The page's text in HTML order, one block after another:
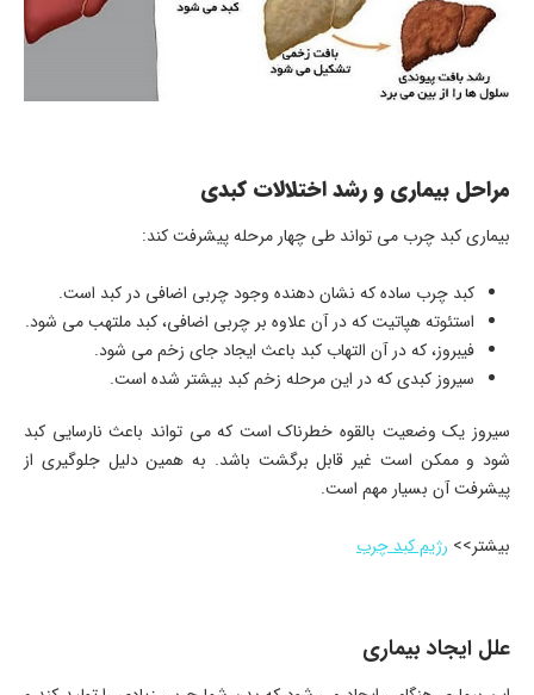
مراحل بیماری و رشد اختلالات کبدی
بیماری کبد چرب می تواند طی چهار مرحله پیشرفت کند:
کبد چرب ساده که نشان دهنده وجود چربی اضافی در کبد است.
استئوته هپاتیت که در آن علاوه بر چربی اضافی، کبد ملتهب می شود.
فیبروز، که در آن التهاب کبد باعث ایجاد جای زخم می شود.
سیروز کبدی که در این مرحله زخم کبد بیشتر شده است.
سیروز یک وضعیت بالقوه خطرناک است که می تواند باعث نارسایی کبد
شود و ممکن است غیر قابل برگشت باشد. به همین دلیل جلوگیری از
پیشرفت آن بسیار مهم است.
بیشتر>> رژیم کبد چرب
علل ایجاد بیماری